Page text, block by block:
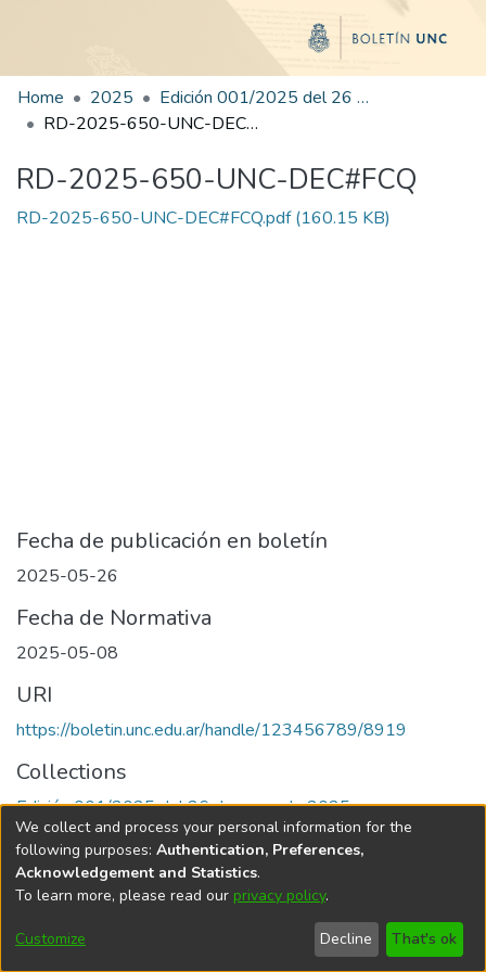
Home 2025
Edición 001/2025 del 26 de mayo de 2025
RD-2025-650-UNC-DEC#FCQ
RD-2025-650-UNC-DEC#FCQ
RD-2025-650-UNC-DEC#FCQ.pdf(160.15 KB)
Fecha de publicación en boletín
2025-05-26
Fecha de Normativa
2025-05-08
URI
https://boletin.unc.edu.ar/handle/123456789/8919
Collections
Edición 001/2025 del 26 de mayo de 2025
Universidad Nacional de Córdoba
We collect and process your personal information for the
following purposes: Authentication, Preferences,
Acknowledgement and Statistics.
To learn more, please read our privacy policy.
Customize Decline That's ok